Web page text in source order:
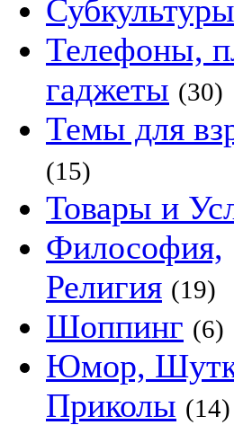
Субкультуры
Телефоны,
гаджеты (30)
Темы для
(15)
Товары и
Философия,
Религия (19)
Шоппинг (6)
Юмор,
Приколы (14)